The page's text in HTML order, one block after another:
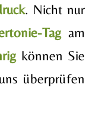
. Nicht nur
Tagam
können Sie
überprüfen